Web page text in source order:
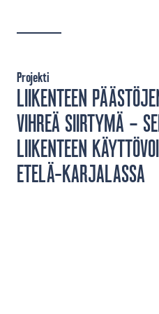
LIIKENTEEN
VIHREÄ SIIRTYMÄ –
LIIKENTEEN
ETELÄ-KARJALASSA
Projekti